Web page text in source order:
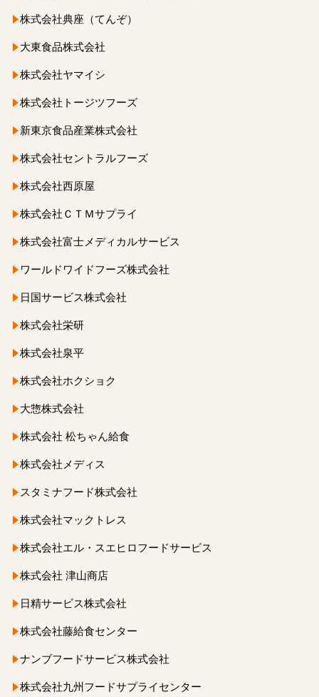
株式会社典座（てんぞ）
大東食品株式会社
株式会社ヤマイシ
株式会社トージツフーズ
新東京食品産業株式会社
株式会社セントラルフーズ
株式会社西原屋
株式会社ＣＴＭサプライ
株式会社富士メディカルサービス
ワールドワイドフーズ株式会社
日国サービス株式会社
株式会社栄研
株式会社泉平
株式会社ホクショク
大惣株式会社
株式会社 松ちゃん給食
株式会社メディス
スタミナフード株式会社
株式会社マックトレス
株式会社エル・スエヒロフードサービス
株式会社 津山商店
日精サービス株式会社
株式会社藤給食センター
ナンブフードサービス株式会社
株式会社九州フードサプライセンター